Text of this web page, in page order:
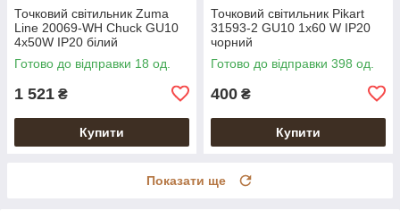
Точковий світильник Zuma
Line 20069-WH Chuck GU10
4x50W IP20 білий
Готово до відправки 18 од.
1 521 ₴
Купити
Точковий світильник Pikart
31593-2 GU10 1x60 W IP20
чорний
Готово до відправки 398 од.
400 ₴
Купити
Показати ще